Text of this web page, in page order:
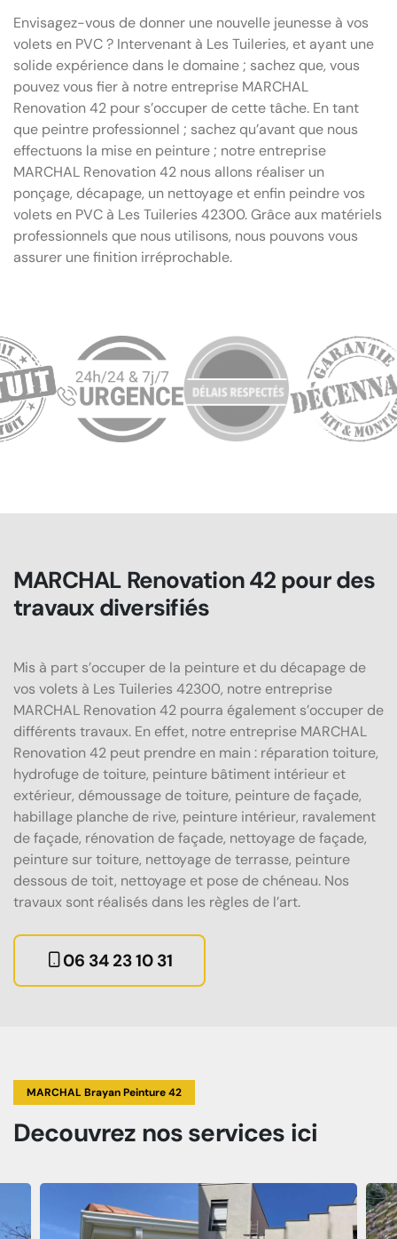
Envisagez-vous de donner une nouvelle jeunesse à vos
volets en PVC ? Intervenant à Les Tuileries, et ayant une
solide expérience dans le domaine ; sachez que, vous
pouvez vous fier à notre entreprise MARCHAL
Renovation 42 pour s’occuper de cette tâche. En tant
que peintre professionnel ; sachez qu’avant que nous
effectuons la mise en peinture ; notre entreprise
MARCHAL Renovation 42 nous allons réaliser un
ponçage, décapage, un nettoyage et enfin peindre vos
volets en PVC à Les Tuileries 42300. Grâce aux matériels
professionnels que nous utilisons, nous pouvons vous
assurer une finition irréprochable.
MARCHAL Renovation 42 pour des
travaux diversifiés
Mis à part s’occuper de la peinture et du décapage de
vos volets à Les Tuileries 42300, notre entreprise
MARCHAL Renovation 42 pourra également s’occuper de
différents travaux. En effet, notre entreprise MARCHAL
Renovation 42 peut prendre en main : réparation toiture,
hydrofuge de toiture, peinture bâtiment intérieur et
extérieur, démoussage de toiture, peinture de façade,
habillage planche de rive, peinture intérieur, ravalement
de façade, rénovation de façade, nettoyage de façade,
peinture sur toiture, nettoyage de terrasse, peinture
dessous de toit, nettoyage et pose de chéneau. Nos
travaux sont réalisés dans les règles de l’art.
06 34 23 10 31
MARCHAL Brayan Peinture 42
Decouvrez nos services ici